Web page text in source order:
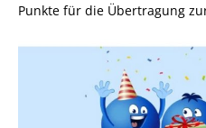
Punkte für die Übertragung